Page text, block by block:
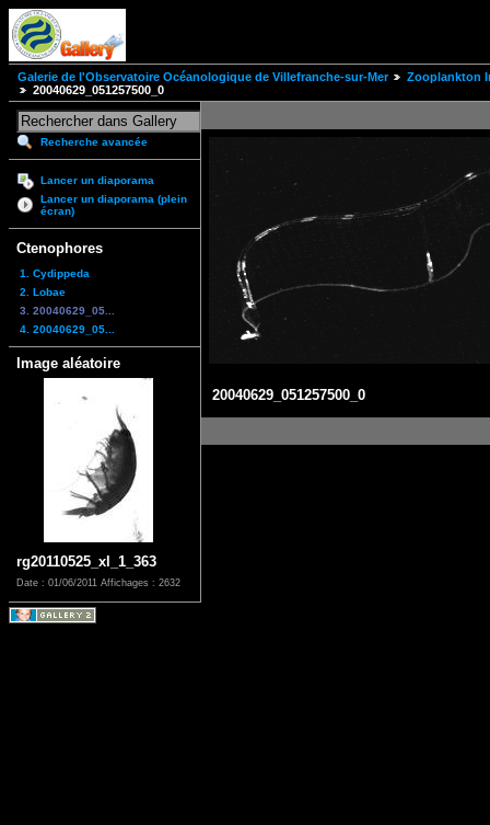
Galerie de l'Observatoire Océanologique de Villefranche-sur-Mer
Zooplankton
20040629_051257500_0
Recherche avancée
Lancer un diaporama
Lancer un diaporama (plein
écran)
Ctenophores
1. Cydippeda
2. Lobae
3. 20040629_05...
4. 20040629_05...
Image aléatoire
rg20110525_xl_1_363
Date : 01/06/2011 Affichages : 2632
20040629_051257500_0